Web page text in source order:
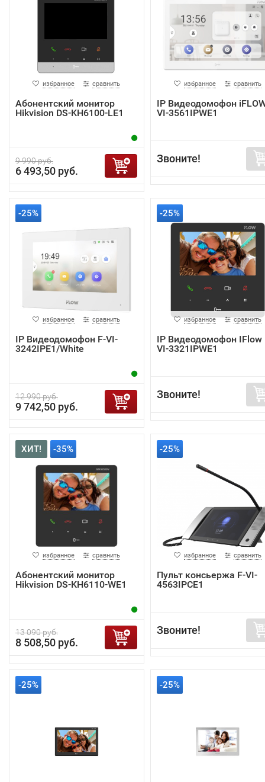
избранное сравнить
Абонентский монитор
Hikvision DS-KH6100-LE1
9 990 руб.
6 493,50 руб.
избранное сравнить
IP Видеодомофон
VI-3561IPWE1
Звоните!
-25%
избранное сравнить
IP Видеодомофон F-VI-
3242IPE1/White
12 990 руб.
9 742,50 руб.
-25%
избранное сравнить
IP Видеодомофон IFlow
VI-3321IPWE1
Звоните!
ХИТ! -35%
избранное сравнить
Абонентский монитор
Hikvision DS-KH6110-WE1
13 090 руб.
8 508,50 руб.
-25%
избранное сравнить
Пульт консьержа F-VI-
4563IPCE1
Звоните!
-25% -25%